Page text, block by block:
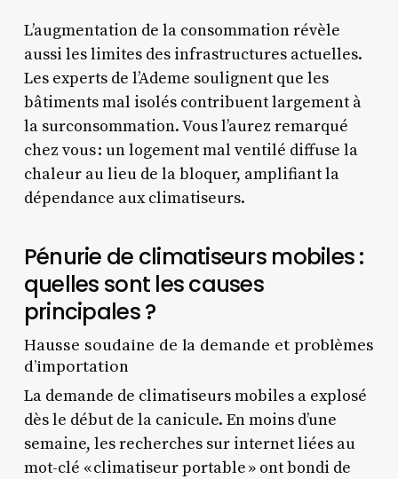
L’augmentation de la consommation révèle
aussi les limites des infrastructures actuelles.
Les experts de l’Ademe soulignent que les
bâtiments mal isolés contribuent largement à
la surconsommation. Vous l’aurez remarqué
chez vous : un logement mal ventilé diffuse la
chaleur au lieu de la bloquer, amplifiant la
dépendance aux climatiseurs.
Pénurie de climatiseurs mobiles :
quelles sont les causes
principales ?
Hausse soudaine de la demande et problèmes
d’importation
La demande de climatiseurs mobiles a explosé
dès le début de la canicule. En moins d’une
semaine, les recherches sur internet liées au
mot-clé « climatiseur portable » ont bondi de